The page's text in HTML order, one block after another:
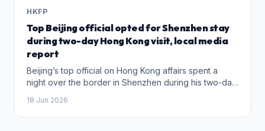
HKFP
Top Beijing official opted for Shenzhen stay
during two-day Hong Kong visit, local media
report
Beijing’s top official on Hong Kong affairs spent a
night over the border in Shenzhen during his two-day
Sing Tao Daily reported on Wednesday that Xia
Baolong, who arrived in Hong Kong on Tuesday, did
18 Jun 2026